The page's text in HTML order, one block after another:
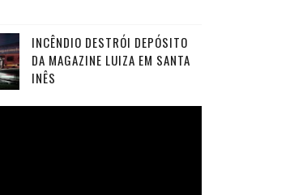
INCÊNDIO DESTRÓI DEPÓSITO
DA MAGAZINE LUIZA EM SANTA
INÊS